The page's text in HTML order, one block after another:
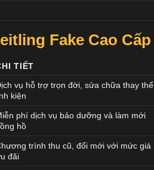
Fake Cao Cấp
TIẾT
vụ hỗ trợ trọn đời, sửa chữa thay thế
kiện
phí dịch vụ bảo dưỡng và làm mới
hồ
trình thu cũ, đổi mới với mức giá
đãi